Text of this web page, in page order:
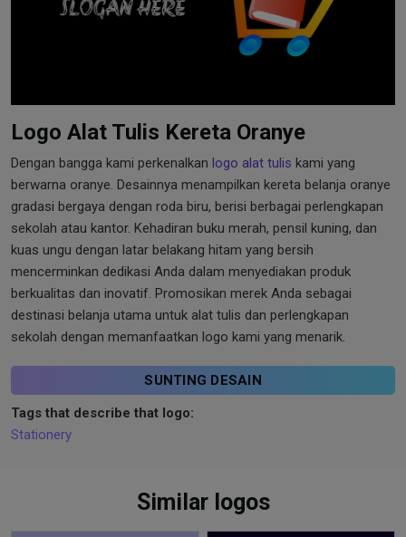
Logo Alat Tulis Kereta Oranye
Dengan bangga kami perkenalkan logo alat tulis kami yang
berwarna oranye. Desainnya menampilkan kereta belanja oranye
gradasi bergaya dengan roda biru, berisi berbagai perlengkapan
sekolah atau kantor. Kehadiran buku merah, pensil kuning, dan
kuas ungu dengan latar belakang hitam yang bersih
mencerminkan dedikasi Anda dalam menyediakan produk
berkualitas dan inovatif. Promosikan merek Anda sebagai
destinasi belanja utama untuk alat tulis dan perlengkapan
sekolah dengan memanfaatkan logo kami yang menarik.
SUNTING DESAIN
Tags that describe that logo:
Stationery
Similar logos